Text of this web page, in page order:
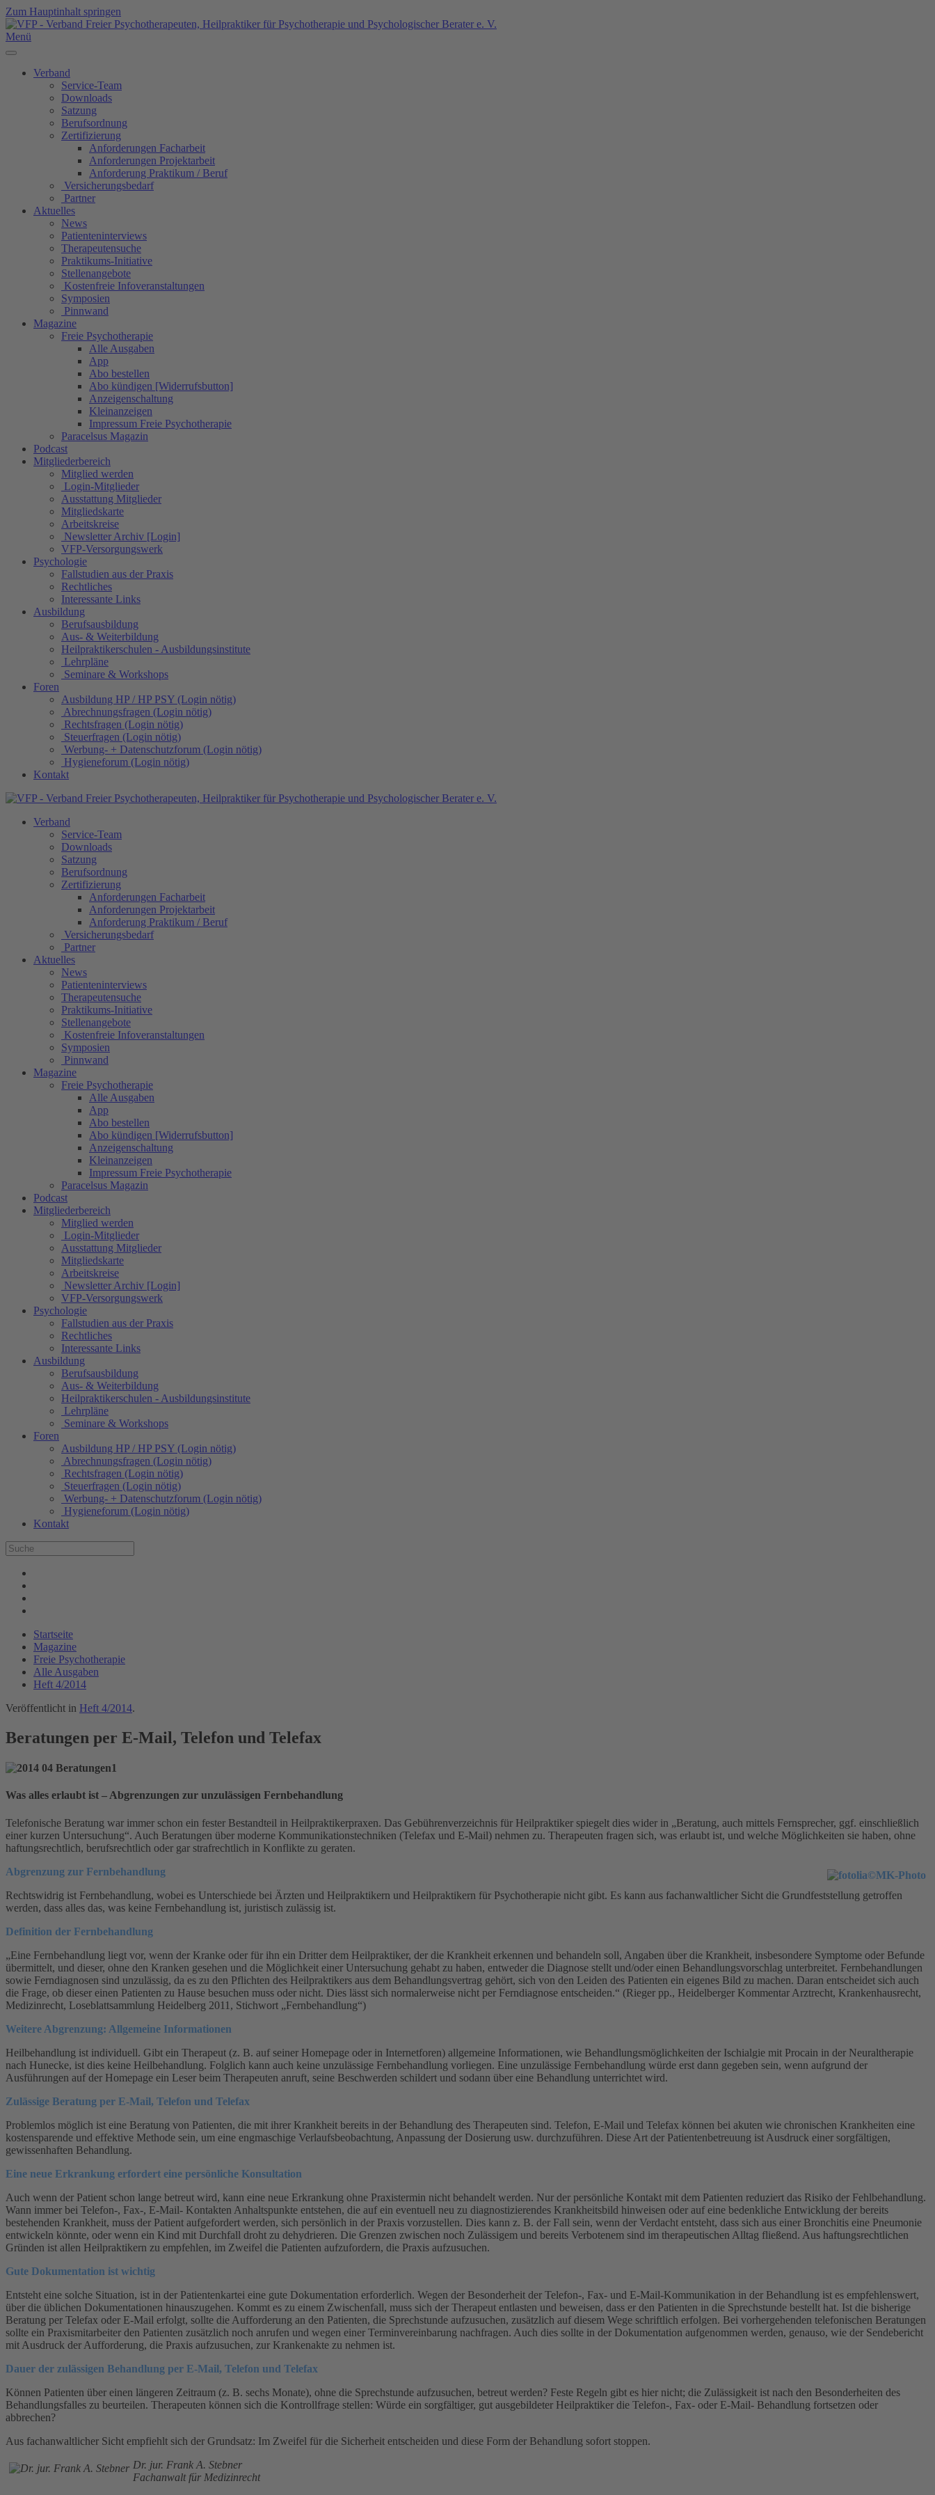
Zum Hauptinhalt springen
Menü
Verband
Service-Team
Downloads
Satzung
Berufsordnung
Zertifizierung
Anforderungen Facharbeit
Anforderungen Projektarbeit
Anforderung Praktikum / Beruf
Versicherungsbedarf
Partner
Aktuelles
News
Patienteninterviews
Therapeutensuche
Praktikums-Initiative
Stellenangebote
Kostenfreie Infoveranstaltungen
Symposien
Pinnwand
Magazine
Freie Psychotherapie
Alle Ausgaben
App
Abo bestellen
Abo kündigen [Widerrufsbutton]
Anzeigenschaltung
Kleinanzeigen
Impressum Freie Psychotherapie
Paracelsus Magazin
Podcast
Mitgliederbereich
Mitglied werden
Login-Mitglieder
Ausstattung Mitglieder
Mitgliedskarte
Arbeitskreise
Newsletter Archiv [Login]
VFP-Versorgungswerk
Psychologie
Fallstudien aus der Praxis
Rechtliches
Interessante Links
Ausbildung
Berufsausbildung
Aus- & Weiterbildung
Heilpraktikerschulen - Ausbildungsinstitute
Lehrpläne
Seminare & Workshops
Foren
Ausbildung HP / HP PSY (Login nötig)
Abrechnungsfragen (Login nötig)
Rechtsfragen (Login nötig)
Steuerfragen (Login nötig)
Werbung- + Datenschutzforum (Login nötig)
Hygieneforum (Login nötig)
Kontakt
Verband
Service-Team
Downloads
Satzung
Berufsordnung
Zertifizierung
Anforderungen Facharbeit
Anforderungen Projektarbeit
Anforderung Praktikum / Beruf
Versicherungsbedarf
Partner
Aktuelles
News
Patienteninterviews
Therapeutensuche
Praktikums-Initiative
Stellenangebote
Kostenfreie Infoveranstaltungen
Symposien
Pinnwand
Magazine
Freie Psychotherapie
Alle Ausgaben
App
Abo bestellen
Abo kündigen [Widerrufsbutton]
Anzeigenschaltung
Kleinanzeigen
Impressum Freie Psychotherapie
Paracelsus Magazin
Podcast
Mitgliederbereich
Mitglied werden
Login-Mitglieder
Ausstattung Mitglieder
Mitgliedskarte
Arbeitskreise
Newsletter Archiv [Login]
VFP-Versorgungswerk
Psychologie
Fallstudien aus der Praxis
Rechtliches
Interessante Links
Ausbildung
Berufsausbildung
Aus- & Weiterbildung
Heilpraktikerschulen - Ausbildungsinstitute
Lehrpläne
Seminare & Workshops
Foren
Ausbildung HP / HP PSY (Login nötig)
Abrechnungsfragen (Login nötig)
Rechtsfragen (Login nötig)
Steuerfragen (Login nötig)
Werbung- + Datenschutzforum (Login nötig)
Hygieneforum (Login nötig)
Kontakt
Startseite
Magazine
Freie Psychotherapie
Alle Ausgaben
Heft 4/2014
Veröffentlicht in Heft 4/2014.
Beratungen per E-Mail, Telefon und Telefax
Was alles erlaubt ist – Abgrenzungen zur unzulässigen Fernbehandlung
Telefonische Beratung war immer schon ein fester Bestandteil in Heilpraktikerpraxen. Das Gebührenverzeichnis für Heilpraktiker spiegelt dies wider in „Beratung, auch mittels Fernsprecher, ggf. einschließlich
einer kurzen Untersuchung“. Auch Beratungen über moderne Kommunikationstechniken (Telefax und E-Mail) nehmen zu. Therapeuten fragen sich, was erlaubt ist, und welche Möglichkeiten sie haben, ohne
haftungsrechtlich, berufsrechtlich oder gar strafrechtlich in Konflikte zu geraten.
Abgrenzung zur Fernbehandlung
Rechtswidrig ist Fernbehandlung, wobei es Unterschiede bei Ärzten und Heilpraktikern und Heilpraktikern für Psychotherapie nicht gibt. Es kann aus fachanwaltlicher Sicht die Grundfeststellung getroffen
werden, dass alles das, was keine Fernbehandlung ist, juristisch zulässig ist.
Definition der Fernbehandlung
„Eine Fernbehandlung liegt vor, wenn der Kranke oder für ihn ein Dritter dem Heilpraktiker, der die Krankheit erkennen und behandeln soll, Angaben über die Krankheit, insbesondere Symptome oder Befunde
übermittelt, und dieser, ohne den Kranken gesehen und die Möglichkeit einer Untersuchung gehabt zu haben, entweder die Diagnose stellt und/oder einen Behandlungsvorschlag unterbreitet. Fernbehandlungen
sowie Ferndiagnosen sind unzulässig, da es zu den Pflichten des Heilpraktikers aus dem Behandlungsvertrag gehört, sich von den Leiden des Patienten ein eigenes Bild zu machen. Daran entscheidet sich auch
die Frage, ob dieser einen Patienten zu Hause besuchen muss oder nicht. Dies lässt sich normalerweise nicht per Ferndiagnose entscheiden.“ (Rieger pp., Heidelberger Kommentar Arztrecht, Krankenhausrecht,
Medizinrecht, Loseblattsammlung Heidelberg 2011, Stichwort „Fernbehandlung“)
Weitere Abgrenzung: Allgemeine Informationen
Heilbehandlung ist individuell. Gibt ein Therapeut (z. B. auf seiner Homepage oder in Internetforen) allgemeine Informationen, wie Behandlungsmöglichkeiten der Ischialgie mit Procain in der Neuraltherapie
nach Hunecke, ist dies keine Heilbehandlung. Folglich kann auch keine unzulässige Fernbehandlung vorliegen. Eine unzulässige Fernbehandlung würde erst dann gegeben sein, wenn aufgrund der
Ausführungen auf der Homepage ein Leser beim Therapeuten anruft, seine Beschwerden schildert und sodann über eine Behandlung unterrichtet wird.
Zulässige Beratung per E-Mail, Telefon und Telefax
Problemlos möglich ist eine Beratung von Patienten, die mit ihrer Krankheit bereits in der Behandlung des Therapeuten sind. Telefon, E-Mail und Telefax können bei akuten wie chronischen Krankheiten eine
kostensparende und effektive Methode sein, um eine engmaschige Verlaufsbeobachtung, Anpassung der Dosierung usw. durchzuführen. Diese Art der Patientenbetreuung ist Ausdruck einer sorgfältigen,
gewissenhaften Behandlung.
Eine neue Erkrankung erfordert eine persönliche Konsultation
Auch wenn der Patient schon lange betreut wird, kann eine neue Erkrankung ohne Praxistermin nicht behandelt werden. Nur der persönliche Kontakt mit dem Patienten reduziert das Risiko der Fehlbehandlung.
Wann immer bei Telefon-, Fax-, E-Mail- Kontakten Anhaltspunkte entstehen, die auf ein eventuell neu zu diagnostizierendes Krankheitsbild hinweisen oder auf eine bedenkliche Entwicklung der bereits
bestehenden Krankheit, muss der Patient aufgefordert werden, sich persönlich in der Praxis vorzustellen. Dies kann z. B. der Fall sein, wenn der Verdacht entsteht, dass sich aus einer Bronchitis eine Pneumonie
entwickeln könnte, oder wenn ein Kind mit Durchfall droht zu dehydrieren. Die Grenzen zwischen noch Zulässigem und bereits Verbotenem sind im therapeutischen Alltag fließend. Aus haftungsrechtlichen
Gründen ist allen Heilpraktikern zu empfehlen, im Zweifel die Patienten aufzufordern, die Praxis aufzusuchen.
Gute Dokumentation ist wichtig
Entsteht eine solche Situation, ist in der Patientenkartei eine gute Dokumentation erforderlich. Wegen der Besonderheit der Telefon-, Fax- und E-Mail-Kommunikation in der Behandlung ist es empfehlenswert,
über die üblichen Dokumentationen hinauszugehen. Kommt es zu einem Zwischenfall, muss sich der Therapeut entlasten und beweisen, dass er den Patienten in die Sprechstunde bestellt hat. Ist die bisherige
Beratung per Telefax oder E-Mail erfolgt, sollte die Aufforderung an den Patienten, die Sprechstunde aufzusuchen, zusätzlich auf diesem Wege schriftlich erfolgen. Bei vorhergehenden telefonischen Beratungen
sollte ein Praxismitarbeiter den Patienten zusätzlich noch anrufen und wegen einer Terminvereinbarung nachfragen. Auch dies sollte in der Dokumentation aufgenommen werden, genauso, wie der Sendebericht
mit Ausdruck der Aufforderung, die Praxis aufzusuchen, zur Krankenakte zu nehmen ist.
Dauer der zulässigen Behandlung per E-Mail, Telefon und Telefax
Können Patienten über einen längeren Zeitraum (z. B. sechs Monate), ohne die Sprechstunde aufzusuchen, betreut werden? Feste Regeln gibt es hier nicht; die Zulässigkeit ist nach den Besonderheiten des
Behandlungsfalles zu beurteilen. Therapeuten können sich die Kontrollfrage stellen: Würde ein sorgfältiger, gut ausgebildeter Heilpraktiker die Telefon-, Fax- oder E-Mail- Behandlung fortsetzen oder
abbrechen?
Aus fachanwaltlicher Sicht empfiehlt sich der Grundsatz: Im Zweifel für die Sicherheit entscheiden und diese Form der Behandlung sofort stoppen.
Dr. jur. Frank A. Stebner
Fachanwalt für Medizinrecht